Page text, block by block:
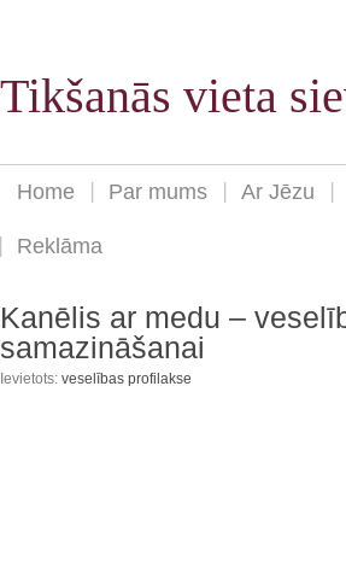
Tikšanās vieta
Home Par mums Ar Jēzu
Reklāma
Kanēlis ar medu –
samazināšanai
Ievietots: veselības profilakse